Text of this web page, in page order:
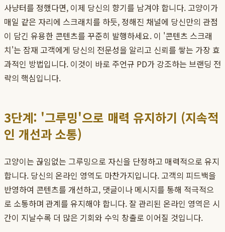
사냥터를 정했다면, 이제 당신의 향기를 남겨야 합니다. 고양이가
매일 같은 자리에 스크래치를 하듯, 정해진 채널에 당신만의 관점
이 담긴 유용한 콘텐츠를 꾸준히 발행하세요. 이 '콘텐츠 스크래
치'는 잠재 고객에게 당신의 전문성을 알리고 신뢰를 쌓는 가장 효
과적인 방법입니다. 이것이 바로 주언규 PD가 강조하는 브랜딩 전
략의 핵심입니다.
3단계: '그루밍'으로 매력 유지하기 (지속적
인 개선과 소통)
고양이는 끊임없는 그루밍으로 자신을 단정하고 매력적으로 유지
합니다. 당신의 온라인 영역도 마찬가지입니다. 고객의 피드백을
반영하여 콘텐츠를 개선하고, 댓글이나 메시지를 통해 적극적으
로 소통하며 관계를 유지해야 합니다. 잘 관리된 온라인 영역은 시
간이 지날수록 더 많은 기회와 수익 창출로 이어질 것입니다.